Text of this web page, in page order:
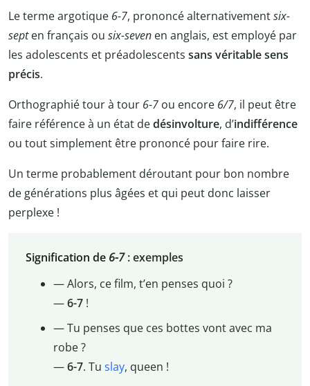
Le termeargotique 6-7, prononcé alternativementsix-
septen français ou six-seven en anglais, est employé par
les adolescents et préadolescents sans véritable sens
précis.
Orthographié tour à tour 6-7 ou encore 6/7, il peut être
faire référence à un état dedésinvolture, d’indifférence
ou tout simplement être prononcé pour faire rire.
Un terme probablement déroutant pour bon nombre
de générations plus âgées et qui peut donc laisser
perplexe !
Signification de 6-7: exemples
— Alors, ce film, t’en penses quoi ?
—6-7!
— Tu penses que ces bottes vont avec ma
robe ?
—6-7. Tu slay, queen !